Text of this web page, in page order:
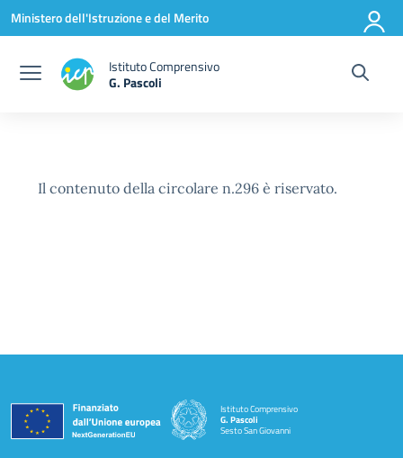
Vai ai contenuti
Vai al menu di navigazione
Vai al footer
Ministero dell'Istruzione e del Merito
Istituto Comprensivo
G. Pascoli
Il contenuto della circolare n.296 è riservato.
Istituto Comprensivo
G. Pascoli
Sesto San Giovanni